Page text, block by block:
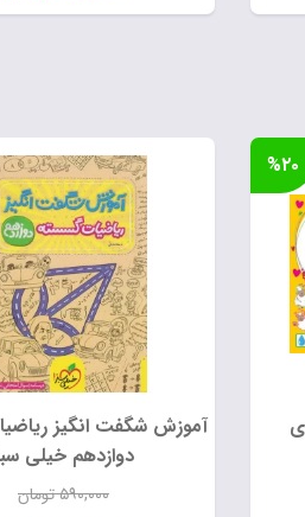
اصلی:
قیمت
%۲۰
آموزش شگفت انگیز
دوازدهم خیلی
۵۹۰,۰۰۰تومان